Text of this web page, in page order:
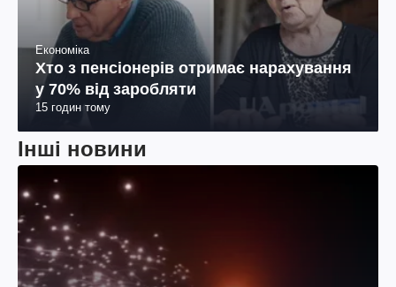
Економіка
Хто з пенсіонерів отримає нарахування
у 70% від заробляти
15 годин тому
Інші новини